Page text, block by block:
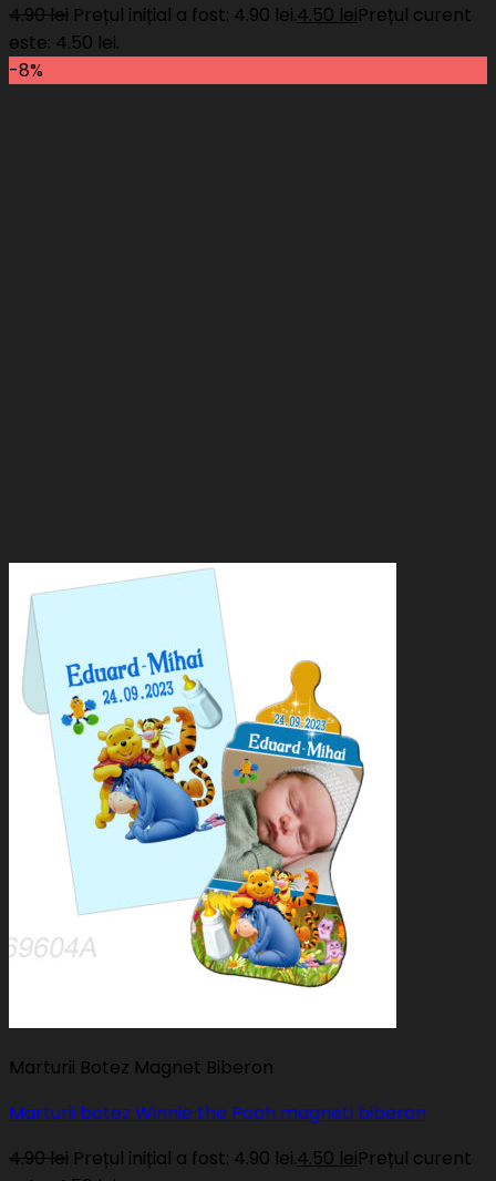
4.90lei Prețul inițial a fost: 4.90 lei.4.50 leiPrețul curent
este: 4.50 lei.
-8%
Marturii Botez Magnet Biberon
Marturii botez Winnie the Pooh magneti biberon
4.90lei Prețul inițial a fost: 4.90 lei.4.50 leiPrețul curent